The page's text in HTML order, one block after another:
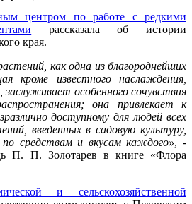
центром по работе с редкими
рассказала об истории
края.
как одна из благороднейших
кроме известного наслаждения,
особенного сочувствия
она привлекает к
доступному для людей всех
введенных в садовую культуру,
средствам и вкусам каждого», -
П. П. Золотарев в книге «Флора
и сельскохозяйственной